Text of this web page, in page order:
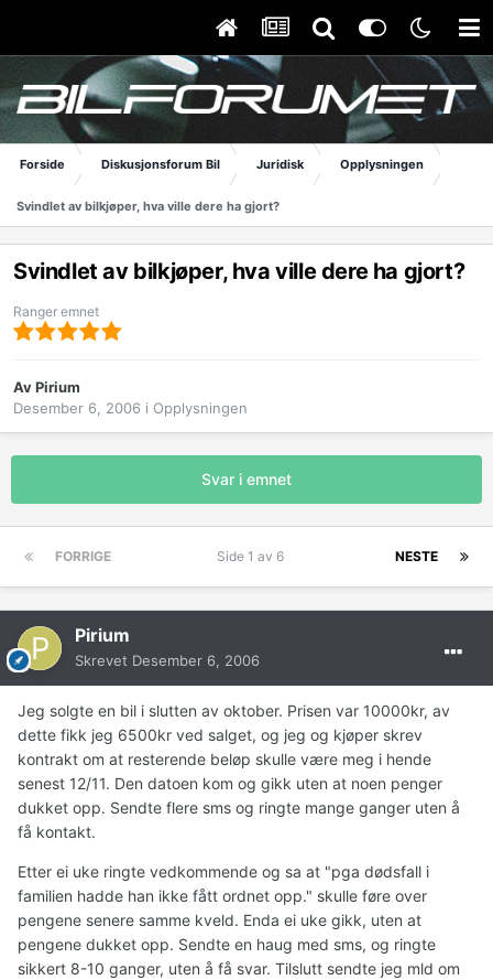
Forside Diskusjonsforum Bil Juridisk Opplysningen
Svindlet av bilkjøper, hva ville dere ha gjort?
Svindlet av bilkjøper, hva ville dere ha gjort?
Ranger emnet
AvPirium
Desember 6, 2006 i Opplysningen
Svar i emnet
FORRIGE NESTE
Side 1 av 6
Pirium
Skrevet Desember 6, 2006
Jeg solgte en bil i slutten av oktober. Prisen var 10000kr, av
dette fikk jeg 6500kr ved salget, og jeg og kjøper skrev
kontrakt om at resterende beløp skulle være meg i hende
senest 12/11. Den datoen kom og gikk uten at noen penger
dukket opp. Sendte flere sms og ringte mange ganger uten å
få kontakt.
Etter ei uke ringte vedkommende og sa at "pga dødsfall i
familien hadde han ikke fått ordnet opp." skulle føre over
pengene senere samme kveld. Enda ei uke gikk, uten at
pengene dukket opp. Sendte en haug med sms, og ringte
sikkert 8-10 ganger, uten å få svar. Tilslutt sendte jeg mld om